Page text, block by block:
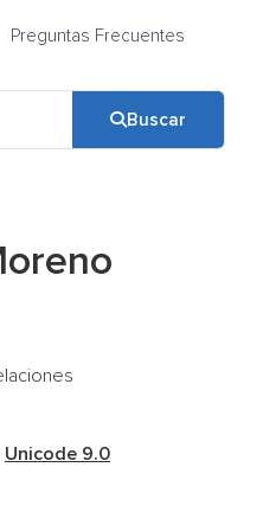
Preguntas Frecuentes
Buscar
Unicode 9.0